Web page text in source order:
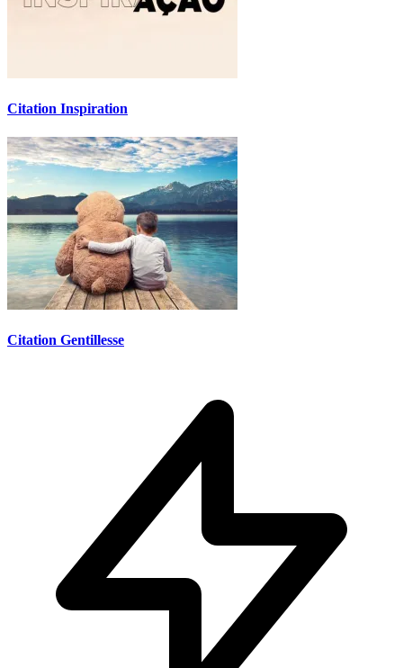
Citation Inspiration
Citation Gentillesse